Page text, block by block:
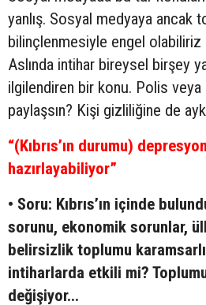
yanlış. Sosyal medyaya ancak
bilinçlenmesiyle engel
Aslında intihar bireysel birşey
ilgilendiren bir konu. Polis veya
paylaşsın? Kişi gizliliğine de
“(Kıbrıs’ın durumu)
hazırlayabiliyor”
• Soru: Kıbrıs’ın içinde
sorunu, ekonomik sorunlar,
belirsizlik toplumu
intiharlarda etkili mi?
değişiyor...